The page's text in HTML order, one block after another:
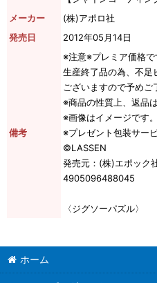
メーカー
(株)アポロ社
発売日
2012年05月14日
備考
※注意※プレミア価格で
生産終了品の為、不足
ございますので予めご
※商品の性質上、返品
※画像はイメージです
※プレゼント包装サー
©LASSEN
発売元：(株)エポック
4905096488045
〈ジグソーパズル〉
ホーム